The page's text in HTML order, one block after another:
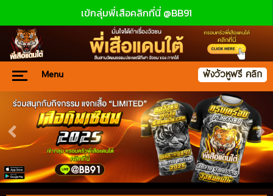
เข้กลุ่มพี่เสือคลิกที่นี่ @BB91
Menu ฟังวัวหูฟรี คลิก